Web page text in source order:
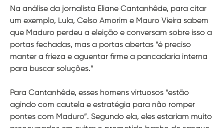
Na análise da jornalista Eliane Cantanhêde, para citar
um exemplo, Lula, Celso Amorim e Mauro Vieira sabem
que Maduro perdeu a eleição e conversam sobre isso a
portas fechadas, mas a portas abertas “é preciso
manter a frieza e aguentar firme a pancadaria interna
para buscar soluções.”
Para Cantanhêde, esses homens virtuosos “estão
agindo com cautela e estratégia para não romper
pontes com Maduro”. Segundo ela, eles estariam muito